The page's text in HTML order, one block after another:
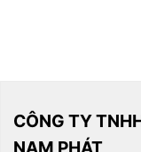
CÔNG TY
NAM PHÁT